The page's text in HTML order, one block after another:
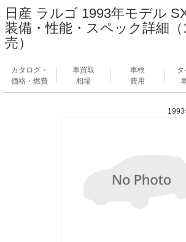
日産 ラルゴ 1993年モデル
装備・性能・スペック詳細（
売）
カタログ・
価格・燃費
車買取
相場
車検
費用
タ